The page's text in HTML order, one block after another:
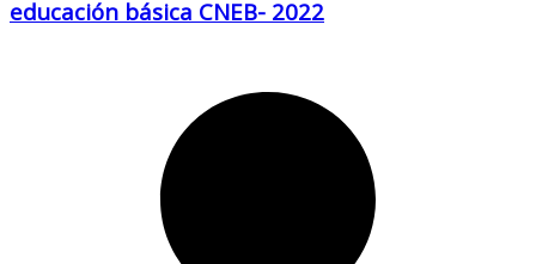
educación básica CNEB- 2022